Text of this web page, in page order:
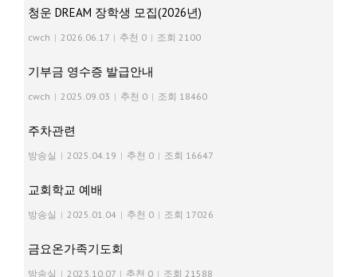
청운 DREAM 장학생 모집(2026년)
cwch | 2026.06.17 | 추천 0 | 조회 2100
기부금 영수증 발급안내
cwch | 2025.09.03 | 추천 0 | 조회 18460
주차관련
방송실 | 2025.04.19 | 추천 0 | 조회 16647
교회학교 예배
방송실 | 2025.01.04 | 추천 0 | 조회 17026
금요온가족기도회
방송실 | 2023.10.07 | 추천 0 | 조회 21588